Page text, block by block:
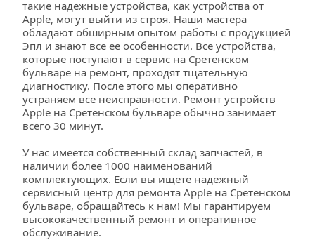
такие надежные устройства, как устройства от
Apple, могут выйти из строя. Наши мастера
обладают обширным опытом работы с продукцией
Эпл и знают все ее особенности. Все устройства,
которые поступают в сервис на Сретенском
бульваре на ремонт, проходят тщательную
диагностику. После этого мы оперативно
устраняем все неисправности. Ремонт устройств
Apple на Сретенском бульваре обычно занимает
всего 30 минут.
У нас имеется собственный склад запчастей, в
наличии более 1000 наименований
комплектующих. Если вы ищете надежный
сервисный центр для ремонта Apple на Сретенском
бульваре, обращайтесь к нам! Мы гарантируем
высококачественный ремонт и оперативное
обслуживание.